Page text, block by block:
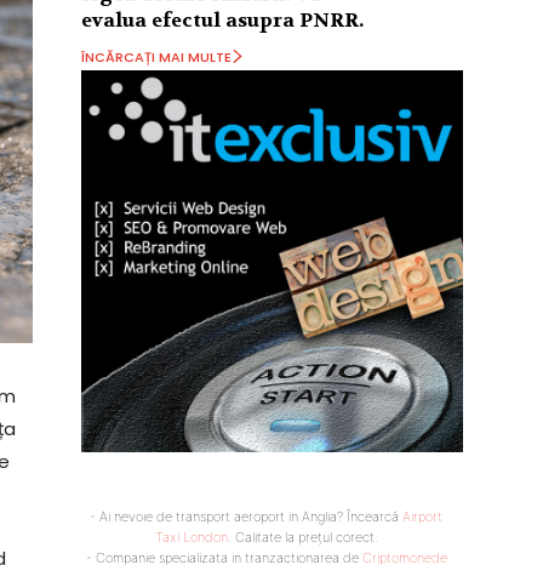
evalua efectul asupra PNRR.
ÎNCĂRCAȚI MAI MULTE
- Ai nevoie de transport aeroport in Anglia? Încearcă Airport
Taxi London. Calitate la prețul corect.
- Companie specializata in tranzactionarea de Criptomonede